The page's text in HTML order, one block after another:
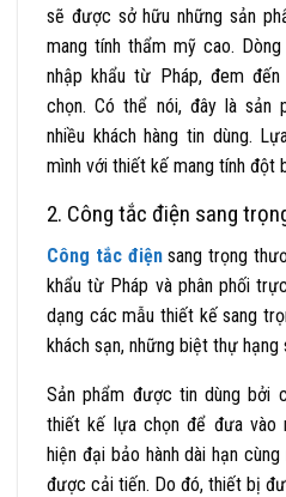
sẽ được sở hữu những sản
mang tính thẩm mỹ cao.
nhập khẩu từ Pháp, đem
chọn. Có thể nói, đây là sản
nhiều khách hàng tin dùng.
mình với thiết kế mang tính đột
2. Công tắc điện sang
Công tắc điệnsang trọng
khẩu từ Pháp và phân phối
dạng các mẫu thiết kế sang
khách sạn, những biệt thự hạng
Sản phẩm được tin dùng bởi
thiết kế lựa chọn để đưa vào
hiện đại bảo hành dài hạn
được cải tiến. Do đó, thiết bị